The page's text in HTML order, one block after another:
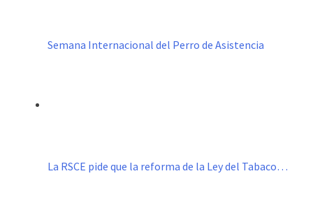
Semana Internacional del Perro de Asistencia
La RSCE pide que la reforma de la Ley del Tabaco…